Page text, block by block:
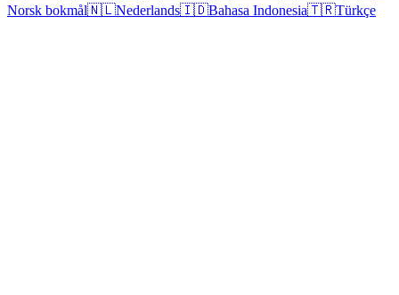
Norsk bokmål🇳🇱Nederlands🇮🇩Bahasa Indonesia🇹🇷Türkçe